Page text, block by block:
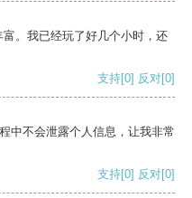
。我已经玩了好几个小时，还
支持[0] 反对[0]
中不会泄露个人信息，让我非常
支持[0] 反对[0]